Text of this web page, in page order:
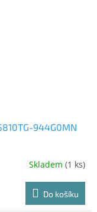
944G0MN
Skladem (1 ks)
Do košíku